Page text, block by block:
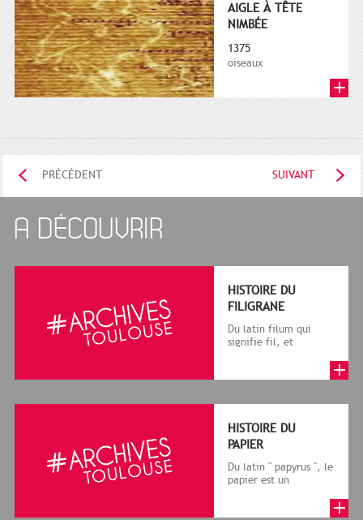
AIGLE À TÊTE
NIMBÉE
1375
oiseaux
PRÉCÉDENT SUIVANT
A DÉCOUVRIR
HISTOIRE DU
FILIGRANE
Du latin filum qui
signifie fil, et
le cadre de la f...
HISTOIRE DU
PAPIER
Du latin " papyrus ", le
papier est un